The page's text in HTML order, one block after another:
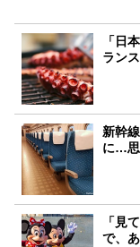
「日
ラン
新幹
に…思
「見
で、